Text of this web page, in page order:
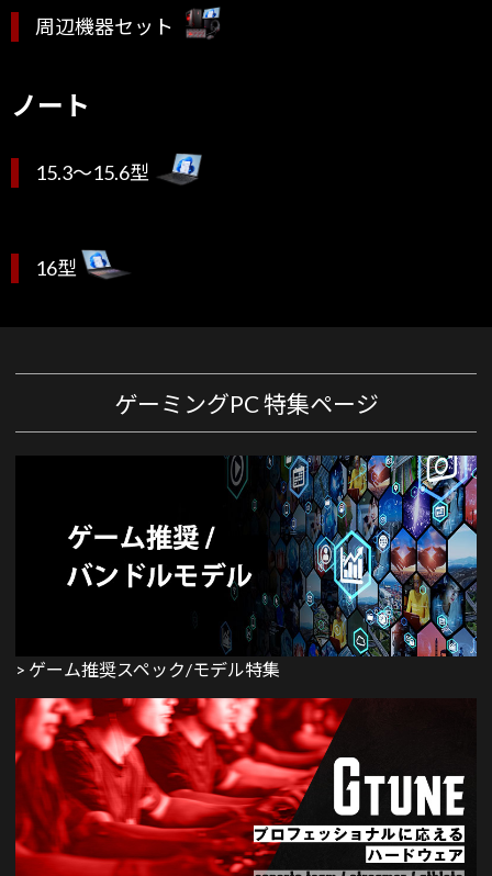
周辺機器セット
ノート
15.3～15.6型
16型
ゲーミングPC 特集ページ
> ゲーム推奨スペック/モデル特集